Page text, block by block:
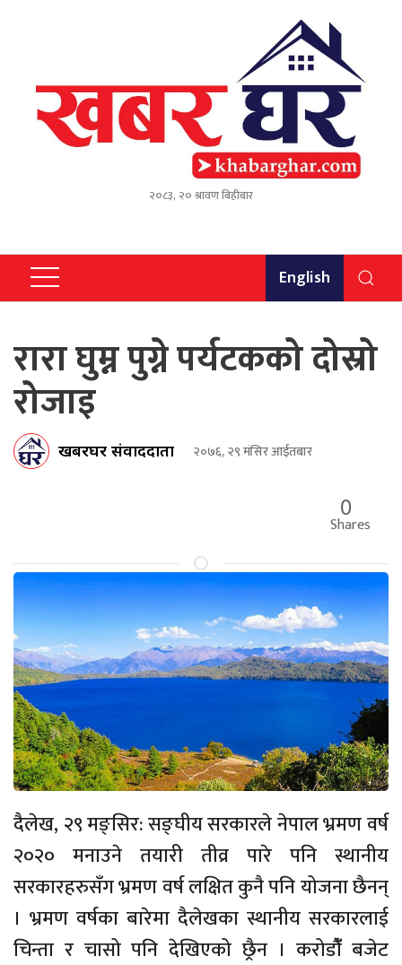
२०८३, २० श्रावण बिहीबार
English
रारा घुम्न पुग्ने पर्यटकको दोस्रो
रोजाइ
खबरघर संवाददाता २०७६, २९ मंसिर आईतबार
0
Shares
दैलेख, २९ मङ्सिर: सङ्घीय सरकारले नेपाल भ्रमण वर्ष
२०२० मनाउने तयारी तीव्र पारे पनि स्थानीय
सरकारहरुसँग भ्रमण वर्ष लक्षित कुनै पनि योजना छैनन्
। भ्रमण वर्षका बारेमा दैलेखका स्थानीय सरकारलाई
चिन्ता र चासो पनि देखिएको छ्रैन । करोडौंँ बजेट